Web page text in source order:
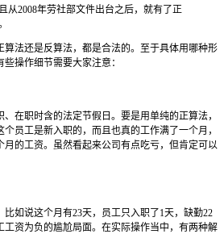
从2008年劳社部文件出台之后，就有了正
算法还是反算法，都是合法的。至于具体用哪种形
操作细节需要大家注意：
在职时含的法定节假日。要是用单纯的正算法，
员工是新入职的，而且也真的工作满了一个月，
的工资。虽然看起来公司有点吃亏，但肯定可以
如说这个月有23天，员工只入职了1天，缺勤22
工资为负的尴尬局面。在实际操作当中，有两种解